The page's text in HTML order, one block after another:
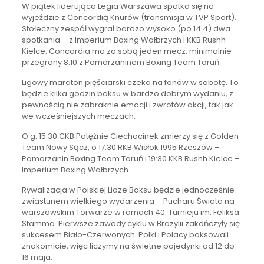
W piątek liderująca Legia Warszawa spotka się na
wyjeździe z Concordią Knurów (transmisja w TVP Sport).
Stołeczny zespół wygrał bardzo wysoko (po 14:4) dwa
spotkania – z Imperium Boxing Wałbrzych i KKB Rushh
Kielce. Concordia ma za sobą jeden mecz, minimalnie
przegrany 8:10 z Pomorzaninem Boxing Team Toruń.
Ligowy maraton pięściarski czeka na fanów w sobotę. To
będzie kilka godzin boksu w bardzo dobrym wydaniu, z
pewnością nie zabraknie emocji i zwrotów akcji, tak jak
we wcześniejszych meczach.
O g. 15:30 CKB Potężnie Ciechocinek zmierzy się z Golden
Team Nowy Sącz, o 17:30 RKB Wisłok 1995 Rzeszów –
Pomorzanin Boxing Team Toruń i 19:30 KKB Rushh Kielce –
Imperium Boxing Wałbrzych.
Rywalizacja w Polskiej Lidze Boksu będzie jednocześnie
zwiastunem wielkiego wydarzenia – Pucharu Świata na
warszawskim Torwarze w ramach 40. Turnieju im. Feliksa
Stamma. Pierwsze zawody cyklu w Brazylii zakończyły się
sukcesem Biało-Czerwonych. Polki i Polacy boksowali
znakomicie, więc liczymy na świetne pojedynki od 12 do
16 maja.